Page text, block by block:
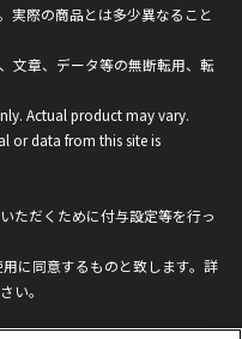
実際の商品とは多少異なること
文章、データ等の無断転用、転
Actual product may vary.
or data from this site is
ただくために付与設定等を行っ
に同意するものと致します。詳
い。